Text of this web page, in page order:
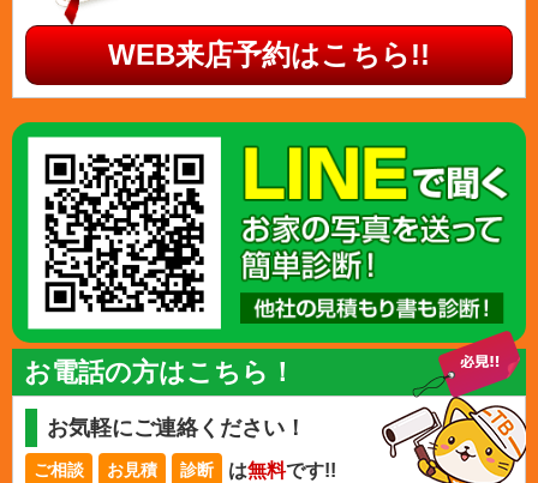
WEB来店予約はこちら!!
お電話の方はこちら！
お気軽にご連絡ください！
ご相談 お見積 診断 は無料です!!